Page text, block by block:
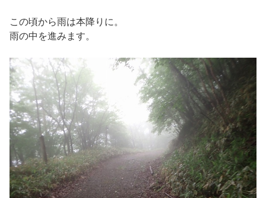
この頃から雨は本降りに。
雨の中を進みます。